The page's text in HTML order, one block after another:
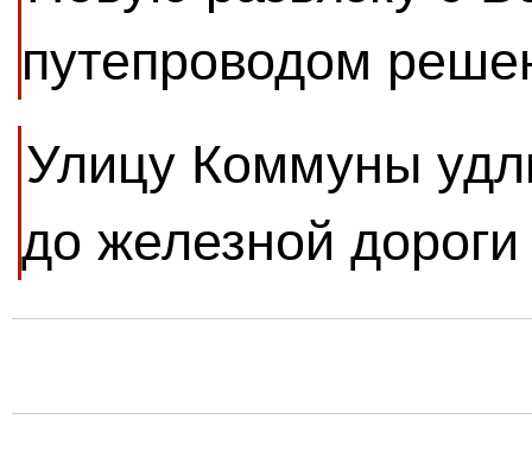
путепроводом
Улицу Коммуны
до железной